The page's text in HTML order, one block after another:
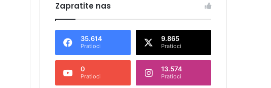
Zapratite nas
35.614
Pratioci
9.865
Pratioci
0
Pratioci
13.574
Pratioci